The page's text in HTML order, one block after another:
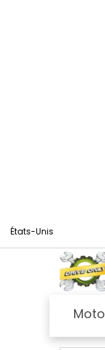
États-Unis
Moto